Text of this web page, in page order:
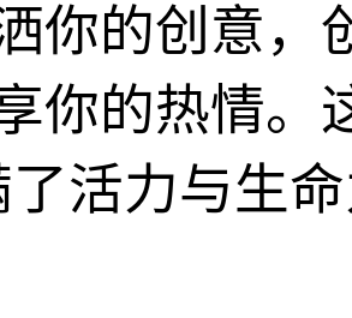
你的创意，
你的热情。
了活力与生